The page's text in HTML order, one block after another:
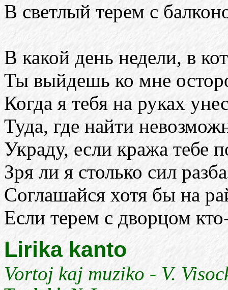
В светлый терем с
В какой день недели, в
Ты выйдешь ко мне
Когда я тебя на руках
Туда, где найти
Украду, если кража тебе
Зря ли я столько сил
Соглашайся хотя бы на
Если терем с дворцом
Lirika kanto
Vortoj kaj muziko - V.